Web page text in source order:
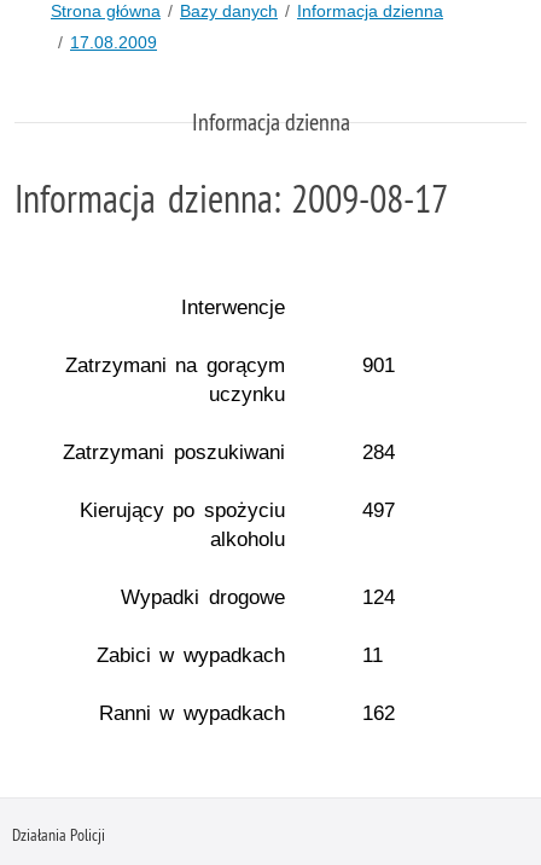
Strona główna Bazy danych
Informacja dzienna
17.08.2009
Informacja dzienna
Informacja dzienna: 2009-08-17
Interwencje
Zatrzymani na gorącym
uczynku
901
Zatrzymani poszukiwani 284
Kierujący po spożyciu
alkoholu
497
Wypadki drogowe 124
Zabici w wypadkach 11
Ranni w wypadkach 162
Działania Policji